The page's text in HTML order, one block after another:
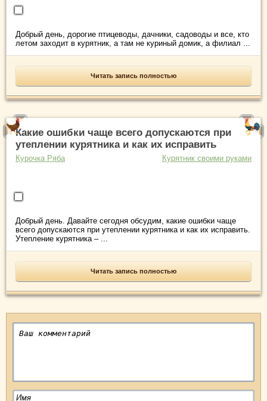
Добрый день, дорогие птицеводы, дачники, садоводы и все, кто
летом заходит в курятник, а там не куриный домик, а филиал ...
Читать запись полностью
Какие ошибки чаще всего допускаются при
утеплении курятника и как их исправить
Курочка Ряба Курятник своими руками
Добрый день. Давайте сегодня обсудим, какие ошибки чаще
всего допускаются при утеплении курятника и как их исправить.
Утепление курятника – ...
Читать запись полностью